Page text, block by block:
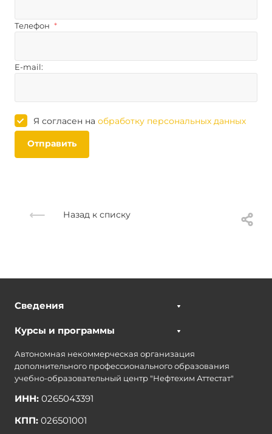
Телефон *
E-mail:
Я согласен на обработку персональных данных
Отправить
Назад к списку
Сведения
Курсы и программы
Автономная некоммерческая организация
дополнительного профессионального образования
учебно-образовательный центр "Нефтехим Аттестат"
ИНН: 0265043391
КПП: 026501001